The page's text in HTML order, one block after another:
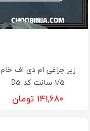
زیر چراغی ام دی اف خام
1/5 سانت کد D5
۱۴۱,۶۸۰ تومان